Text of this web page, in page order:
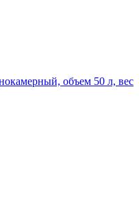
объем 50 л, вес